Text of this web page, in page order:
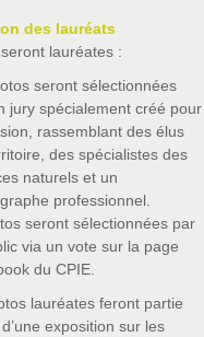
des lauréats
lauréates :
seront sélectionnées
jury spécialement créé pour
rassemblant des élus
des spécialistes des
naturels et un
professionnel.
seront sélectionnées par
via un vote sur la page
du CPIE.
lauréates feront partie
exposition sur les